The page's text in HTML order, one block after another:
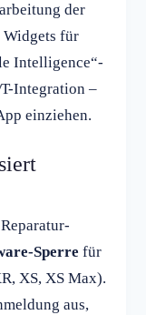
der
für
Intelligence“-
Integration –
einziehen.
Sperre für
XS, XS Max).
aus,